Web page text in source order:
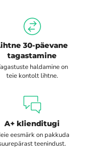
30-päevane
tagastamine
haldamine on
teie kontolt lihtne.
A+ klienditugi
eesmärk on pakkuda
teenindust.